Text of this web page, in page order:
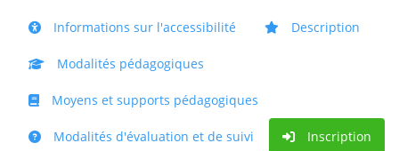
Informations sur l'accessibilité Description
Modalités pédagogiques
Moyens et supports pédagogiques
Modalités d'évaluation et de suivi Inscription